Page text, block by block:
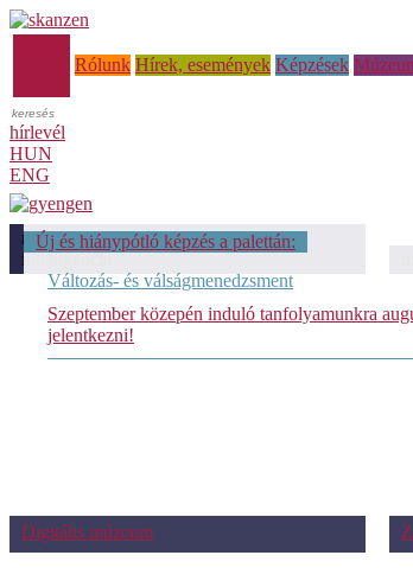
Rólunk Hírek, események Képzések
hírlevél
HUN
ENG
Új és hiánypótló képzés a palettán:
Változás- és válságmenedzsment
Szeptember közepén induló tanfolyamunkra
jelentkezni!
módszertani témáink: Mesterséges
intelligencia
Digitális múzeum